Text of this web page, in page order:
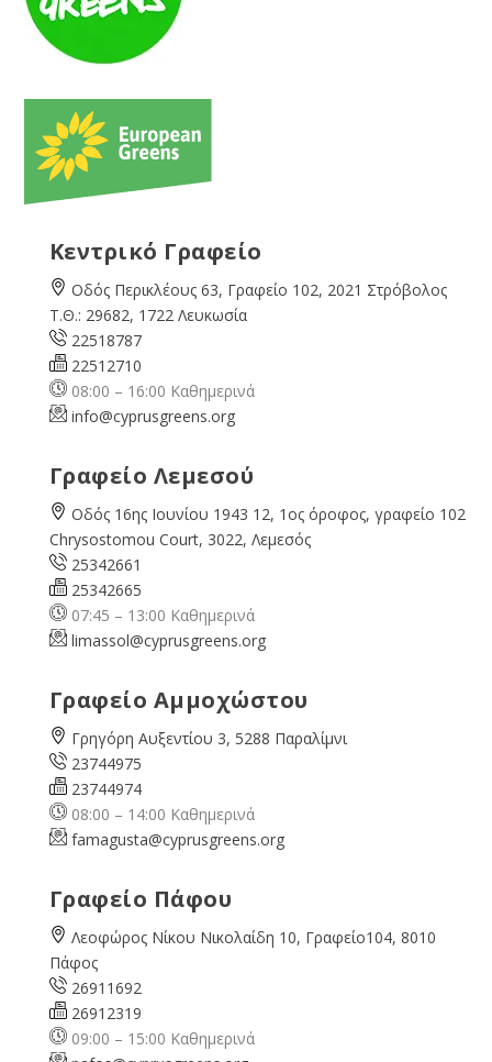
Κεντρικό Γραφείο
Οδός Περικλέους 63, Γραφείο 102, 2021 Στρόβολος
Τ.Θ.: 29682, 1722 Λευκωσία
22518787
22512710
08:00 – 16:00 Καθημερινά
info@cyprusgreens.org
Γραφείο Λεμεσού
Οδός 16ης Ιουνίου 1943 12, 1ος όροφος, γραφείο 102
Chrysostomou Court, 3022, Λεμεσός
25342661
25342665
07:45 – 13:00 Καθημερινά
limassol@cyprusgreens.org
Γραφείο Αμμοχώστου
Γρηγόρη Αυξεντίου 3, 5288 Παραλίμνι
23744975
23744974
08:00 – 14:00 Καθημερινά
famagusta@cyprusgreens.org
Γραφείο Πάφου
Λεοφώρος Νίκου Νικολαίδη 10, Γραφείο104, 8010
Πάφος
26911692
26912319
09:00 – 15:00 Καθημερινά